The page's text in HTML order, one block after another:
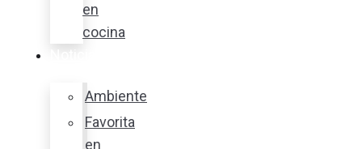
en
cocina
Ambiente
Favorita
en